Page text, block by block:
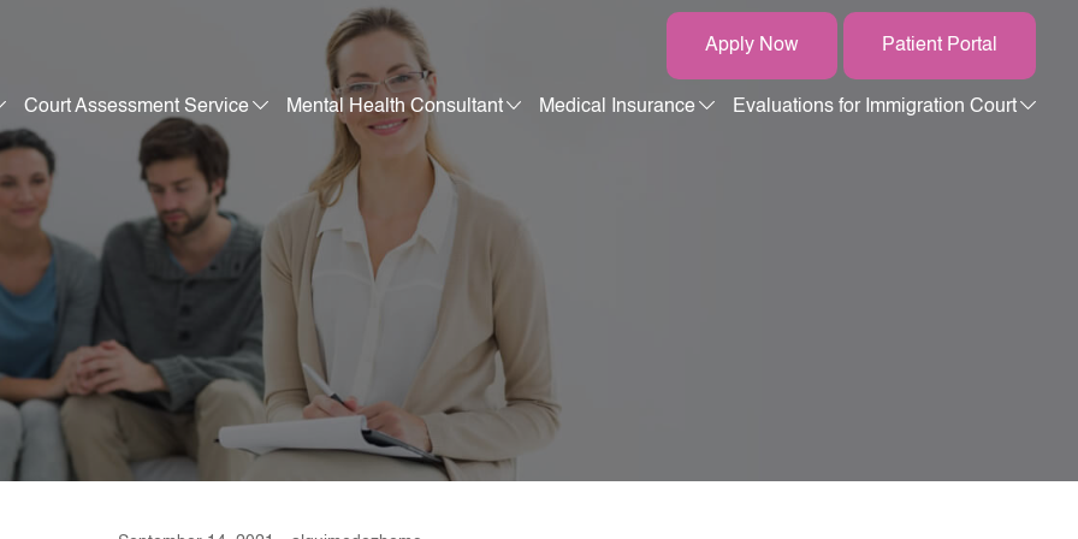
Court Assessment Service Mental Health Consultant Medical Insurance Evaluations for Immigration Court
Apply Now Patient Portal